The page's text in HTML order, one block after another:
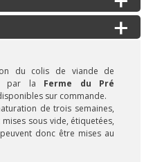
du colis de viande de
par la Ferme du Pré
sur commande.
de trois semaines,
sous vide, étiquetées,
donc être mises au